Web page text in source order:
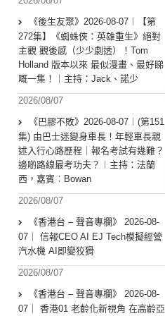
《後生友聚》2026-08-07︱【第
272集】《蜘蛛俠：英雄重生》絕對
主觀 觀後感（少少劇透）！Tom
Holland 版本以來 最似漫畫、最好睇
嘅一集！｜主持：Jack、諾少
2026/08/07
《巴膠不敗》2026-08-07︱(第151
集) 由巴士迷變身車長！年輕車長親
述入行心路歷程｜報名考試有幾難？
邊啲路線最考功夫？︱主持：法蘭
西，嘉賓︰Bowan
2026/08/07
《香港台 – 聲音專欄》 2026-08-
07｜ 信報CEO AI EJ Tech模擬經營
汽水機 AI即變狡猾
2026/08/07
《香港台 – 聲音專欄》 2026-08-
07｜ 香港01 老齡化新視角 在高齡亞